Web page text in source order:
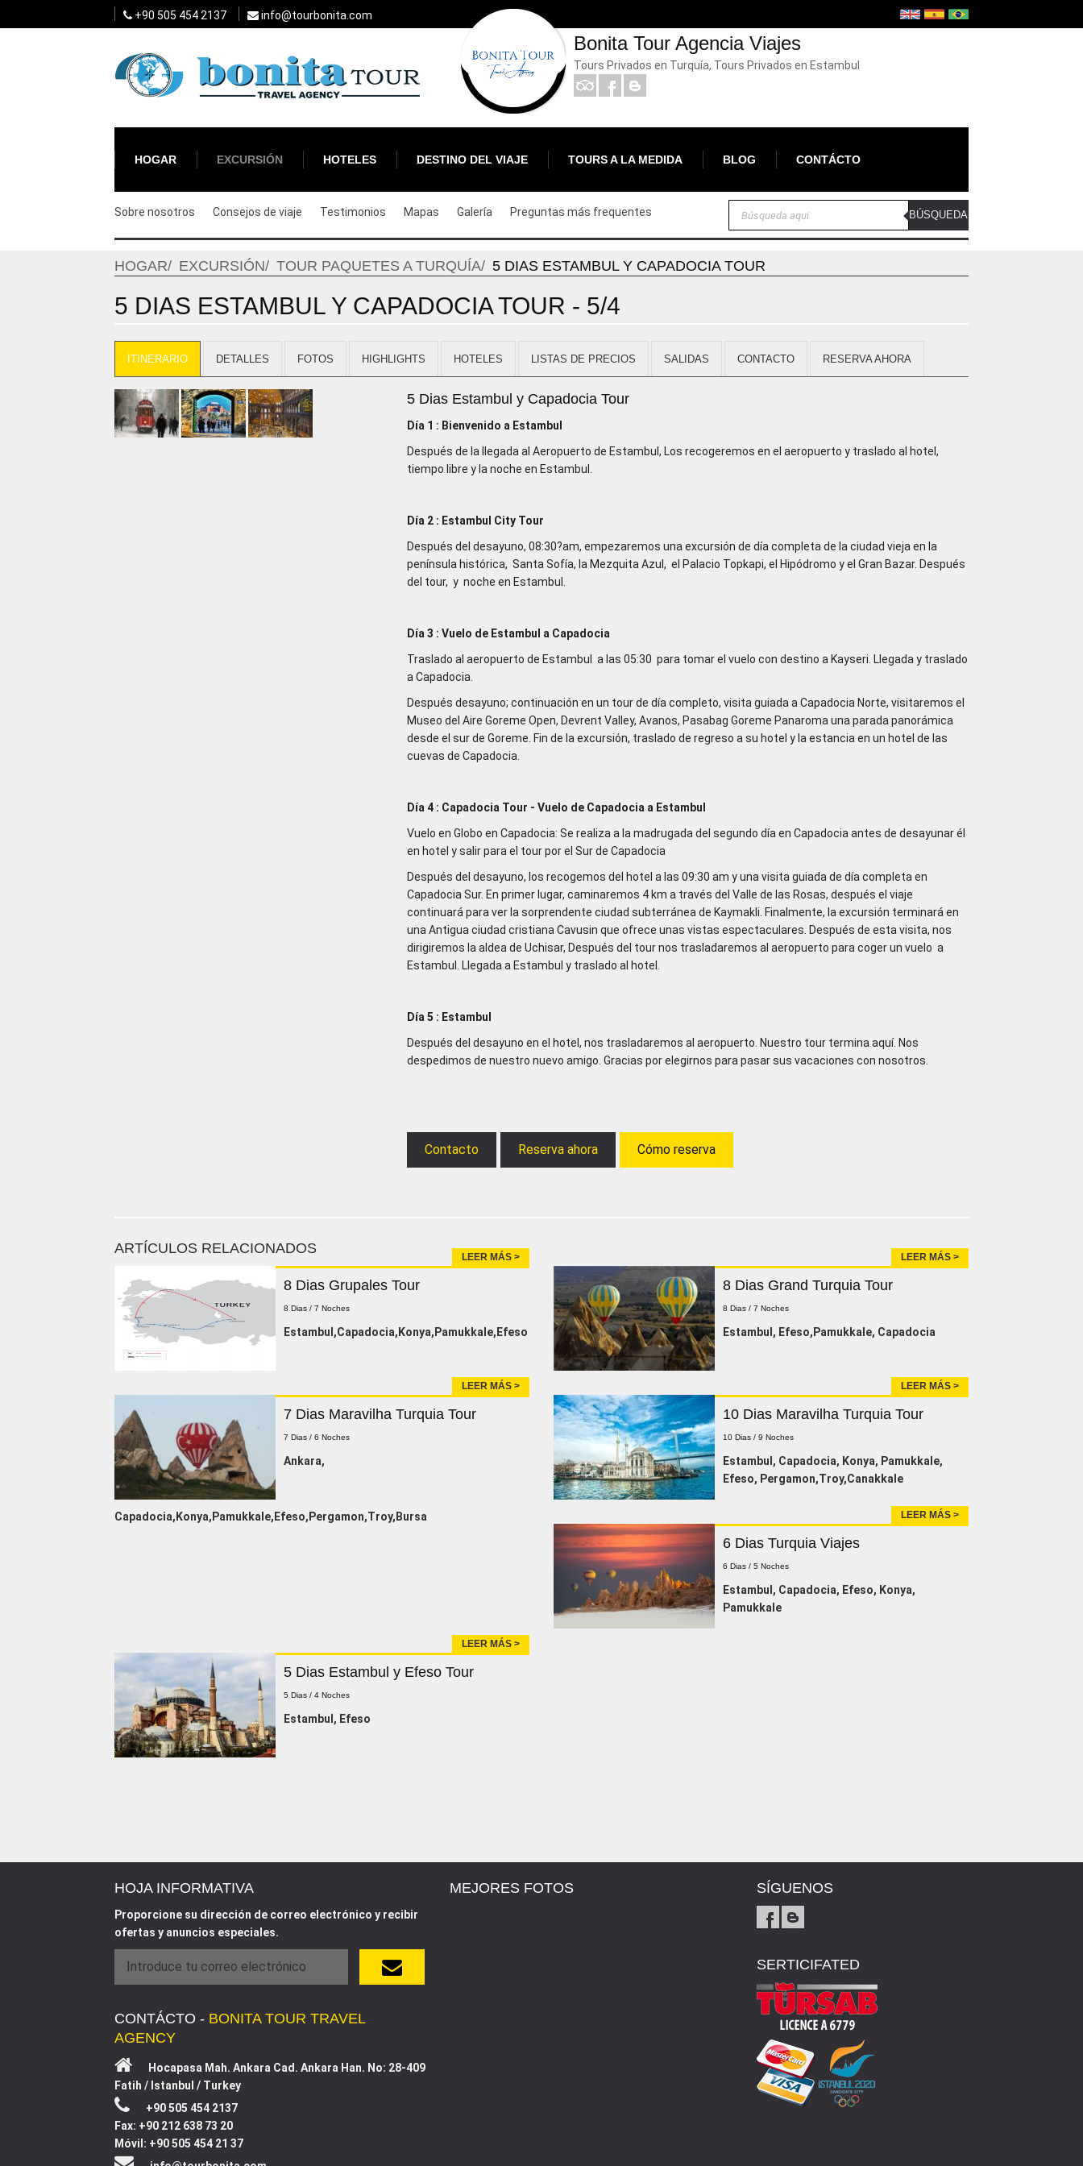
+90 505 454 2137 info@tourbonita.com
Bonita Tour Agencia Viajes
Tours Privados en Turquía, Tours Privados en Estambul
HOGAR EXCURSIÓN HOTELES DESTINO DEL VIAJE TOURS A LA MEDIDA BLOG CONTÁCTO
Sobre nosotros Consejos de viaje Testimonios Mapas Galería Preguntas más frequentes
HOGAR EXCURSIÓN TOUR PAQUETES A TURQUÍA 5 DIAS ESTAMBUL Y CAPADOCIA TOUR
5 DIAS ESTAMBUL Y CAPADOCIA TOUR - 5/4
İTINERARIO DETALLES FOTOS HIGHLIGHTS HOTELES LISTAS DE PRECIOS SALIDAS CONTACTO RESERVA AHORA
5 Dias Estambul y Capadocia Tour
Día 1 : Bienvenido a Estambul
Después de la llegada al Aeropuerto de Estambul, Los recogeremos en el aeropuerto y traslado al hotel,
tiempo libre y la noche en Estambul.
Día 2 : Estambul City Tour
Después del desayuno, 08:30?am, empezaremos una excursión de día completa de la ciudad vieja en la
península histórica, Santa Sofía, la Mezquita Azul, el Palacio Topkapi, el Hipódromo y el Gran Bazar. Después
del tour, y noche en Estambul.
Día 3 : Vuelo de Estambul a Capadocia
Traslado al aeropuerto de Estambul a las 05:30 para tomar el vuelo con destino a Kayseri. Llegada y traslado
a Capadocia.
Después desayuno; continuación en un tour de día completo, visita guiada a Capadocia Norte, visitaremos el
Museo del Aire Goreme Open, Devrent Valley, Avanos, Pasabag Goreme Panaroma una parada panorámica
desde el sur de Goreme. Fin de la excursión, traslado de regreso a su hotel y la estancia en un hotel de las
cuevas de Capadocia.
Día 4 : Capadocia Tour - Vuelo de Capadocia a Estambul
Vuelo en Globo en Capadocia: Se realiza a la madrugada del segundo día en Capadocia antes de desayunar él
en hotel y salir para el tour por el Sur de Capadocia
Después del desayuno, los recogemos del hotel a las 09:30 am y una visita guiada de día completa en
Capadocia Sur. En primer lugar, caminaremos 4 km a través del Valle de las Rosas, después el viaje
continuará para ver la sorprendente ciudad subterránea de Kaymakli. Finalmente, la excursión terminará en
una Antigua ciudad cristiana Cavusin que ofrece unas vistas espectaculares. Después de esta visita, nos
dirigiremos la aldea de Uchisar, Después del tour nos trasladaremos al aeropuerto para coger un vuelo a
Estambul. Llegada a Estambul y traslado al hotel.
Día 5 : Estambul
Después del desayuno en el hotel, nos trasladaremos al aeropuerto. Nuestro tour termina aquí. Nos
despedimos de nuestro nuevo amigo. Gracias por elegirnos para pasar sus vacaciones con nosotros.
Contacto Reserva ahora Cómo reserva
ARTÍCULOS RELACIONADOS
LEER MÁS >
8 Dias Grupales Tour
8 Dias / 7 Noches
Estambul,Capadocia,Konya,Pamukkale,Efeso
LEER MÁS >
8 Dias Grand Turquia Tour
8 Dias / 7 Noches
Estambul, Efeso,Pamukkale, Capadocia
LEER MÁS >
7 Dias Maravilha Turquia Tour
7 Dias / 6 Noches
Ankara,
Capadocia,Konya,Pamukkale,Efeso,Pergamon,Troy,Bursa
LEER MÁS >
10 Dias Maravilha Turquia Tour
10 Dias / 9 Noches
Estambul, Capadocia, Konya, Pamukkale,
Efeso, Pergamon,Troy,Canakkale
LEER MÁS >
6 Dias Turquia Viajes
6 Dias / 5 Noches
Estambul, Capadocia, Efeso, Konya,
Pamukkale
LEER MÁS >
5 Dias Estambul y Efeso Tour
5 Dias / 4 Noches
Estambul, Efeso
HOJA INFORMATIVA
Proporcione su dirección de correo electrónico y recibir
ofertas y anuncios especiales.
CONTÁCTO - BONITA TOUR TRAVEL
AGENCY
Hocapasa Mah. Ankara Cad. Ankara Han. No: 28-409
Fatih / Istanbul / Turkey
+90 505 454 2137
Fax: +90 212 638 73 20
Móvil: +90 505 454 21 37
MEJORES FOTOS SÍGUENOS
SERTICIFATED